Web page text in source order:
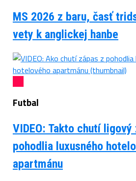
MS 2026 z baru, časť
vety k anglickej hanbe
Futbal
VIDEO: Takto chutí ligový
pohodlia luxusného
apartmánu